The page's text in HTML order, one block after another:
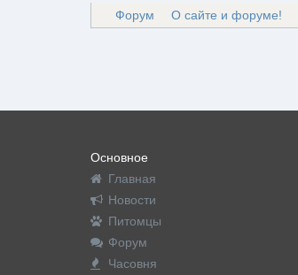
Форум О сайте и форуме!
Основное
Главная
Новости
Питомцы
Форум
Часовня